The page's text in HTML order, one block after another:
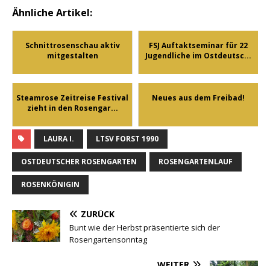
Ähnliche Artikel:
Schnittrosenschau aktiv
mitgestalten
FSJ Auftaktseminar für 22
Jugendliche im Ostdeutsc...
Steamrose Zeitreise Festival
zieht in den Rosengar...
Neues aus dem Freibad!
LAURA I. LTSV FORST 1990
OSTDEUTSCHER ROSENGARTEN ROSENGARTENLAUF
ROSENKÖNIGIN
ZURÜCK
Bunt wie der Herbst präsentierte sich der
Rosengartensonntag